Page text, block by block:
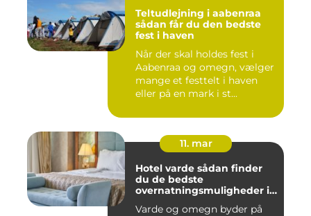
Teltudlejning i aabenraa
sådan får du den bedste
fest i haven
Når der skal holdes fest i
Aabenraa og omegn, vælger
mange et festtelt i haven
eller på en mark i st...
11. mar
Hotel varde sådan finder
du de bedste
overnatningsmuligheder i
Varde og omegn byder på